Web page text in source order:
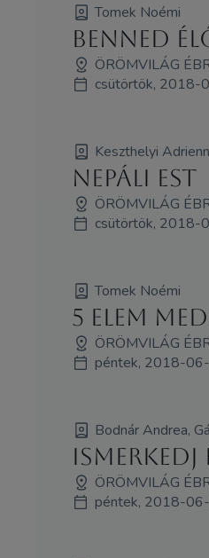
Tomek Noémi
Benned
ÖRÖMVILÁG
csütörtök, 2018-
Keszthelyi
Nepáli est
ÖRÖMVILÁG
csütörtök, 2018-
Tomek Noémi
5 elem
ÖRÖMVILÁG
péntek, 2018-
Bodnár Andrea,
ÖRÖMVILÁG
péntek, 2018-